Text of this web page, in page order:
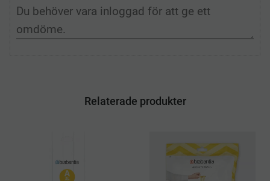
Relaterade produkter